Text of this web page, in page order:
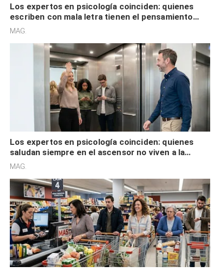
Los expertos en psicología coinciden: quienes
escriben con mala letra tienen el pensamiento
acelerado y no lo hacen por desinterés
MAG.
Los expertos en psicología coinciden: quienes
saludan siempre en el ascensor no viven a la
defensiva y tienen apertura social
MAG.